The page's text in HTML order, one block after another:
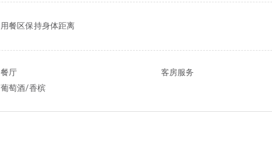
用餐区保持身体距离
餐厅 客房服务
葡萄酒/香槟